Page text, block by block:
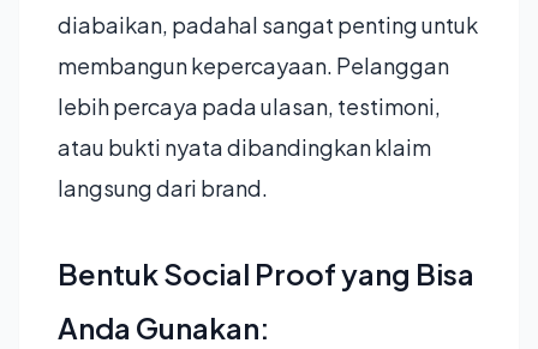
diabaikan, padahal sangat penting untuk
membangun kepercayaan. Pelanggan
lebih percaya pada ulasan, testimoni,
atau bukti nyata dibandingkan klaim
langsung dari brand.
Bentuk Social Proof yang Bisa
Anda Gunakan: